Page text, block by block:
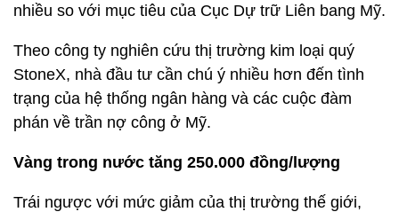
nhiều so với mục tiêu của Cục Dự trữ Liên bang Mỹ.
Theo công ty nghiên cứu thị trường kim loại quý
StoneX, nhà đầu tư cần chú ý nhiều hơn đến tình
trạng của hệ thống ngân hàng và các cuộc đàm
phán về trần nợ công ở Mỹ.
Vàng trong nước tăng 250.000 đồng/lượng
Trái ngược với mức giảm của thị trường thế giới,